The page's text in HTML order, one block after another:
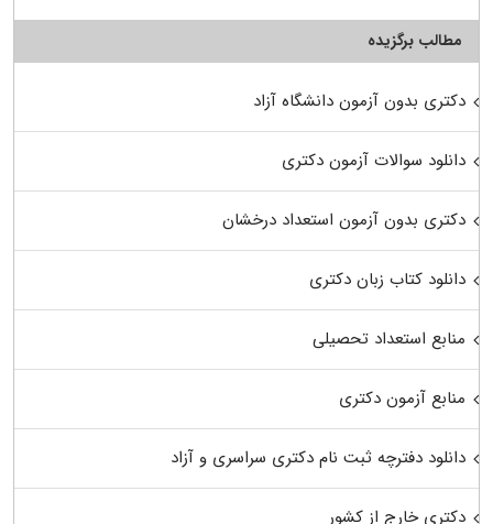
مطالب برگزیده
دکتری بدون آزمون دانشگاه آزاد
دانلود سوالات آزمون دکتری
دکتری بدون آزمون استعداد درخشان
دانلود کتاب زبان دکتری
منابع استعداد تحصیلی
منابع آزمون دکتری
دانلود دفترچه ثبت نام دکتری سراسری و آزاد
دکتری خارج از کشور